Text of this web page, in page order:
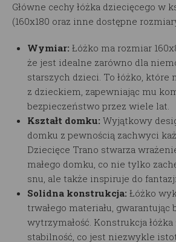
Główne cechy łóżka dziecięcego w
(160x180 oraz inne dostępne
Wymiar: Łóżko ma rozmiar
że jest idealne zarówno dla
starszych dzieci. To łóżko, które
z dzieckiem, zapewniając mu
bezpieczeństwo przez wiele lat.
Kształt domku: Wyjątkowy
domku z pewnością zachwyci
Dziecięce Trano stwarza
małego domku, co nie tylko
snu, ale także inspiruje do
Solidna konstrukcja: Łóżko
trwałego materiału,
wytrzymałość. Konstrukcja
stabilność, co jest niezwykle